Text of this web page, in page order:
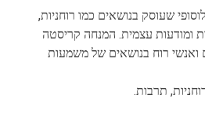
שעוסק בנושאים כמו רוחניות,
ומודעות עצמית. המנחה קריסטה
ואנשי רוח בנושאים של משמעות
תרבות.